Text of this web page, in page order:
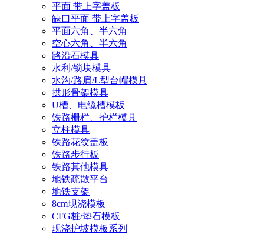
平面 带上字盖板
缺口平面 带上字盖板
平面六角、半六角
空心六角、半六角
路沿石模具
水利/锁块模具
水沟/路肩/L型台帽模具
拱形骨架模具
U槽、电缆槽模板
铁路栅栏、护栏模具
立柱模具
铁路花纹盖板
铁路步行板
铁路其他模具
地铁疏散平台
地铁支架
8cm现浇模板
CFG桩/垫石模板
现浇护坡模板系列